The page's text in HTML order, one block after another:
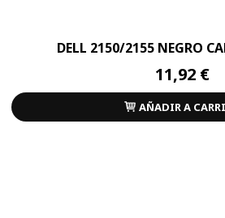
DELL 2150/2155 NEGRO
11,92 €
AÑADIR A